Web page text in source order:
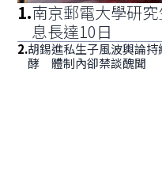
1.南京郵電大學研
息長達10日
2.胡錫進私生子風波輿論持
酵 體制內卻禁談醜聞